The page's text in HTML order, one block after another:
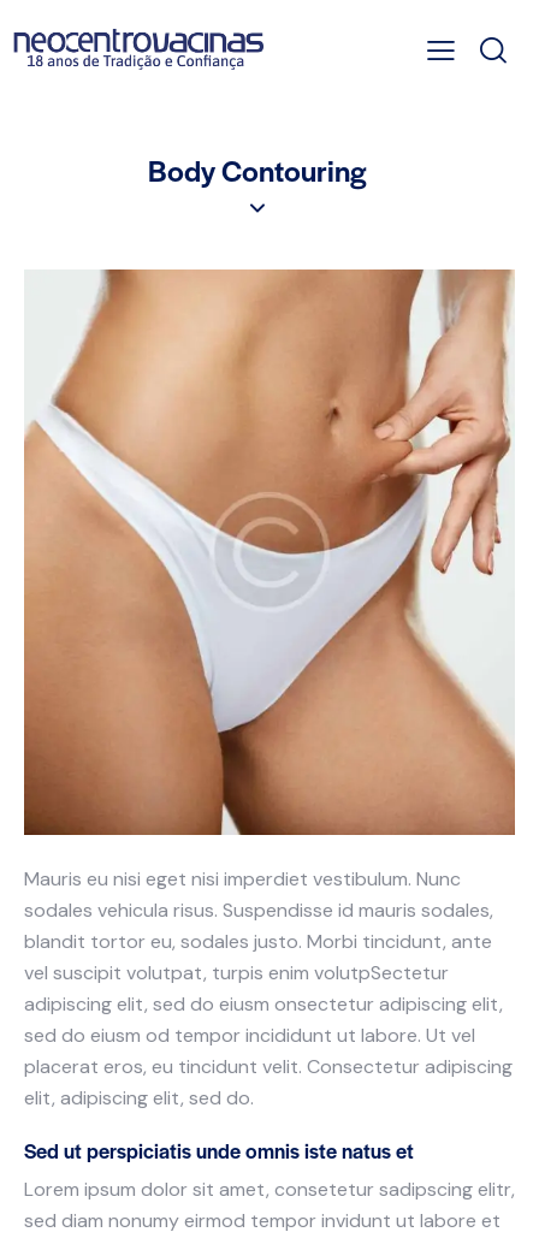
Body Contouring
Mauris eu nisi eget nisi imperdiet vestibulum. Nunc
sodales vehicula risus. Suspendisse id mauris sodales,
blandit tortor eu, sodales justo. Morbi tincidunt, ante
vel suscipit volutpat, turpis enim volutpSectetur
adipiscing elit, sed do eiusm onsectetur adipiscing elit,
sed do eiusm od tempor incididunt ut labore. Ut vel
placerat eros, eu tincidunt velit. Consectetur adipiscing
elit, adipiscing elit, sed do.
Sed ut perspiciatis unde omnis iste natus et
Lorem ipsum dolor sit amet, consetetur sadipscing elitr,
sed diam nonumy eirmod tempor invidunt ut labore et